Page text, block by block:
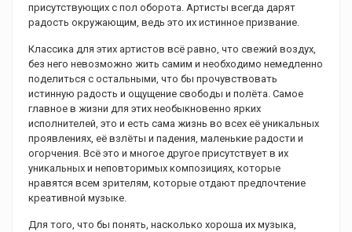
присутствующих с пол оборота. Артисты всегда дарят
радость окружающим, ведь это их истинное призвание.
Классика для этих артистов всё равно, что свежий воздух,
без него невозможно жить самим и необходимо немедленно
поделиться с остальными, что бы прочувствовать
истинную радость и ощущение свободы и полёта. Самое
главное в жизни для этих необыкновенно ярких
исполнителей, это и есть сама жизнь во всех её уникальных
проявлениях, её взлёты и падения, маленькие радости и
огорчения. Всё это и многое другое присутствует в их
уникальных и неповторимых композициях, которые
нравятся всем зрителям, которые отдают предпочтение
креативной музыке.
Для того, что бы понять, насколько хороша их музыка,